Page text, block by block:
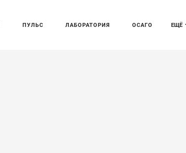
ЕЩЁ
ПУЛЬС ЛАБОРАТОРИЯ ОСАГО